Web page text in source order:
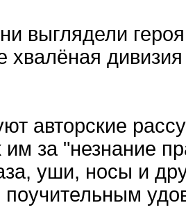
выглядели
хвалёная
авторские
им за "незнание
уши, носы и
поучительным